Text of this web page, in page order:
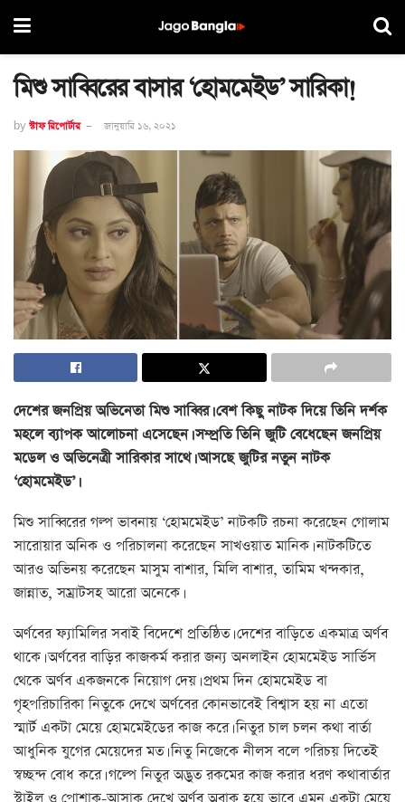
মিশু সাব্বিরের বাসার ‘হোমমেইড’ সারিকা!
by স্টাফ রিপোর্টার জানুয়ারি ১৬, ২০২১
দেশের জনপ্রিয় অভিনেতা মিশু সাব্বির। বেশ কিছু নাটক দিয়ে তিনি দর্শক
মহলে ব্যাপক আলোচনা এসেছেন। সম্প্রতি তিনি জুটি বেধেছেন জনপ্রিয়
মডেল ও অভিনেত্রী সারিকার সাথে। আসছে জুটির নতুন নাটক
‘হোমমেইড’।
মিশু সাব্বিরের গল্প ভাবনায় ‘হোমমেইড’ নাটকটি রচনা করেছেন গোলাম
সারোয়ার অনিক ও পরিচালনা করেছেন সাখওয়াত মানিক। নাটকটিতে
আরও অভিনয় করেছেন মাসুম বাশার, মিলি বাশার, তামিম খন্দকার,
জান্নাত, সম্রাটসহ আরো অনেকে।
অর্ণবের ফ্যামিলির সবাই বিদেশে প্রতিষ্ঠিত। দেশের বাড়িতে একমাত্র অর্ণব
থাকে। অর্ণবের বাড়ির কাজকর্ম করার জন্য অনলাইন হোমমেইড সার্ভিস
থেকে অর্ণব একজনকে নিয়োগ দেয়। প্রথম দিন হোমমেইড বা
গৃহপরিচারিকা নিতুকে দেখে অর্ণবের কোনভাবেই বিশ্বাস হয় না এতো
স্মার্ট একটা মেয়ে হোমমেইডের কাজ করে। নিতুর চাল চলন কথা বার্তা
আধুনিক যুগের মেয়েদের মত। নিতু নিজেকে নীলস বলে পরিচয় দিতেই
স্বচ্ছন্দ বোধ করে। গল্পে নিতুর অদ্ভুত রকমের কাজ করার ধরণ কথাবার্তার